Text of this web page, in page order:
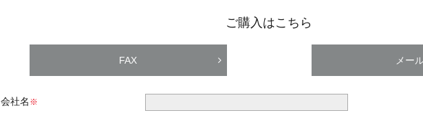
ご購入はこちら
FAX メー
会社名